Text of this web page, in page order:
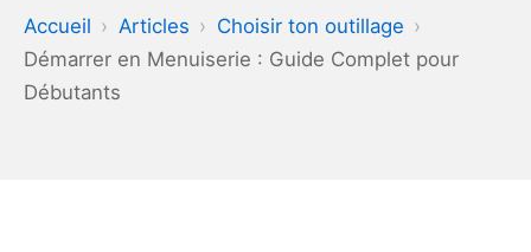
Démarrer
en
Accueil Articles
Choisir ton outillage
Démarrer en Menuiserie : Guide Complet pour
Débutants